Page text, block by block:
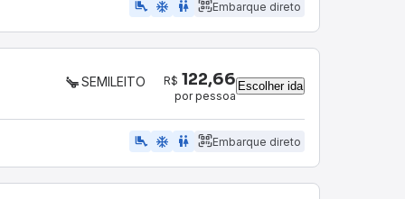
airline_seat_legroom_extra ac_unit WC Embarque direto
SEMILEITO R$ 122,66
por pessoa
Escolher ida
airline_seat_legroom_extra ac_unit WC Embarque direto